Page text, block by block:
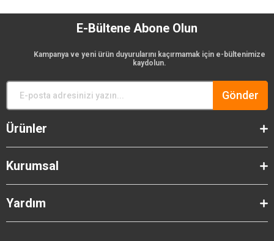
E-Bültene Abone Olun
Kampanya ve yeni ürün duyurularını kaçırmamak için e-bültenimize
kaydolun.
Gönder
Ürünler
Kurumsal
Yardım